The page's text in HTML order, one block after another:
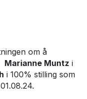
om å
Marianne Muntz i
i 100% stilling som